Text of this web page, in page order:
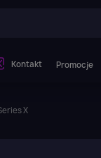
Kontakt Promocje
X